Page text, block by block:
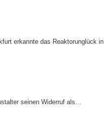
erkannte das Reaktorunglück in
seinen Widerruf als…